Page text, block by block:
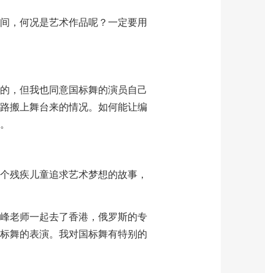
，何况是艺术作品呢？一定要用
，但我也同意国标舞的演员自己
搬上舞台来的情况。如何能让编
残疾儿童追求艺术梦想的故事，
老师一起去了香港，俄罗斯的专
舞的表演。我对国标舞有特别的